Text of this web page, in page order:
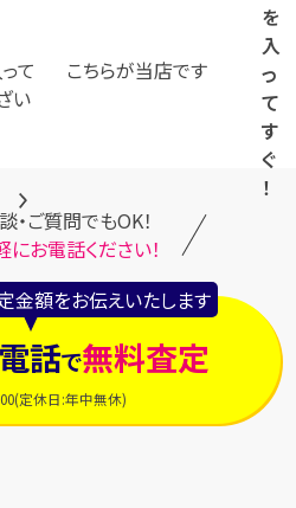
を
入
っ
て
す
ぐ
！
て
い
こちらが当店です
・ご質問でもOK！
お電話ください！
金額をお伝えいたします
話で無料査定
定休日:年中無休)